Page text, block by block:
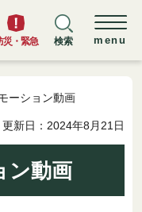
災・緊急 検索 menu
ーション動画
更新日：2024年8月21日
ン動画